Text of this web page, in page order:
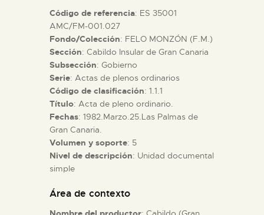
ACTIVIDADES
█
EL MUSEO
COLECCIONES
DIDÁCTICA
ESPAÑOL
Código de referencia: ES 35001
AMC/FM-001.027
Fondo/Colección: FELO MONZÓN (F.M.)
Sección: Cabildo Insular de Gran Canaria
Subsección: Gobierno
Serie: Actas de plenos ordinarios
Código de clasificación: 1.1.1
Título: Acta de pleno ordinario.
Fechas: 1982.Marzo.25.Las Palmas de
Gran Canaria.
Volumen y soporte: 5
Nivel de descripción: Unidad documental
simple
Área de contexto